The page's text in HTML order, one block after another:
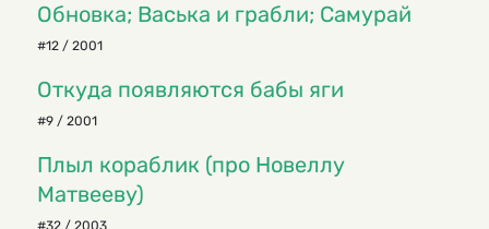
Обновка; Васька и грабли; Самурай
#12 / 2001
Откуда появляются бабы яги
#9 / 2001
Плыл кораблик (про Новеллу
Матвееву)